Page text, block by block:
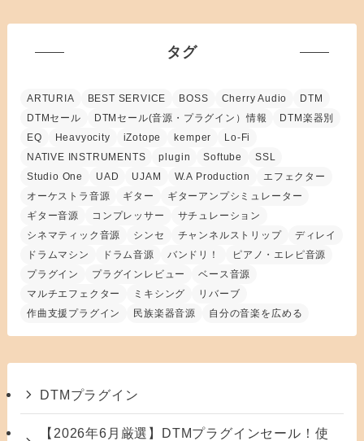
タグ
ARTURIA BEST SERVICE BOSS Cherry Audio
DTM
DTMセール
DTMセール(音源・プラグイン）情報
DTM楽器別
EQ
Heavyocity iZotope kemper
Lo-Fi
NATIVE INSTRUMENTS
plugin Softube
SSL
Studio One
UAD UJAM W.A Production
エフェクター
オーケストラ音源
ギター
ギターアンプシミュレーター
ギター音源
コンプレッサー
サチュレーション
シネマティック音源
シンセ チャンネルストリップ
ディレイ
ドラムマシン
ドラム音源 バンドリ！
ピアノ・エレピ音源
プラグイン
プラグインレビュー
ベース音源
マルチエフェクター
ミキシング
リバーブ
作曲支援プラグイン
民族楽器音源 自分の音楽を広める
DTMプラグイン
【2026年6月厳選】DTMプラグインセール！使